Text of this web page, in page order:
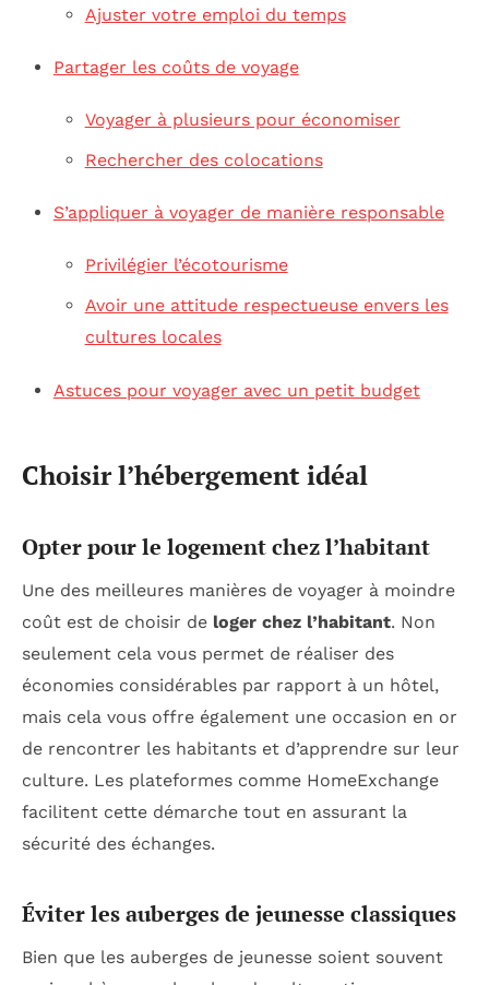
Ajuster votre emploi du temps
Partager les coûts de voyage
Voyager à plusieurs pour économiser
Rechercher des colocations
S’appliquer à voyager de manière responsable
Privilégier l’écotourisme
Avoir une attitude respectueuse envers les
cultures locales
Astuces pour voyager avec un petit budget
Choisir l’hébergement idéal
Opter pour le logement chez l’habitant
Une des meilleures manières de voyager à moindre
coût est de choisir de loger chez l’habitant. Non
seulement cela vous permet de réaliser des
économies considérables par rapport à un hôtel,
mais cela vous offre également une occasion en or
de rencontrer les habitants et d’apprendre sur leur
culture. Les plateformes comme HomeExchange
facilitent cette démarche tout en assurant la
sécurité des échanges.
Éviter les auberges de jeunesse classiques
Bien que les auberges de jeunesse soient souvent